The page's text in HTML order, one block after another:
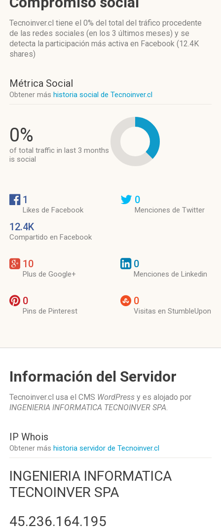
Tecnoinver.cl tiene el 0% del total del tráfico procedente
de las redes sociales (en los 3 últimos meses) y se
detecta la participación más activa en Facebook (12.4K
shares)
Métrica Social
Obtener más historia social de Tecnoinver.cl
0%
of total traffic in last 3 months
is social
1
Likes de Facebook
12.4K
Compartido en Facebook
0
Menciones de Twitter
10
Plus de Google+
0
Menciones de Linkedin
0
Pins de Pinterest
0
Visitas en StumbleUpon
Información del Servidor
Tecnoinver.cl usa el CMS WordPress y es alojado por
INGENIERIA INFORMATICA TECNOINVER SPA.
IP Whois
Obtener más historia servidor de Tecnoinver.cl
INGENIERIA INFORMATICA
TECNOINVER SPA
45.236.164.195